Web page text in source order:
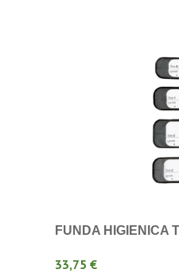
FUNDA HIGIENICA
33,75 €